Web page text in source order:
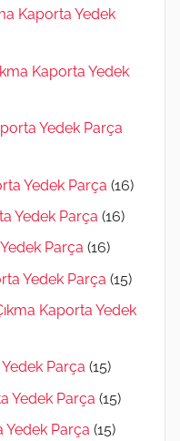
Kaporta Yedek
Kaporta Yedek
Yedek Parça
Yedek Parça (16)
Yedek Parça (16)
Parça (16)
Yedek Parça (15)
Kaporta Yedek
Parça (15)
Yedek Parça (15)
Yedek Parça (15)